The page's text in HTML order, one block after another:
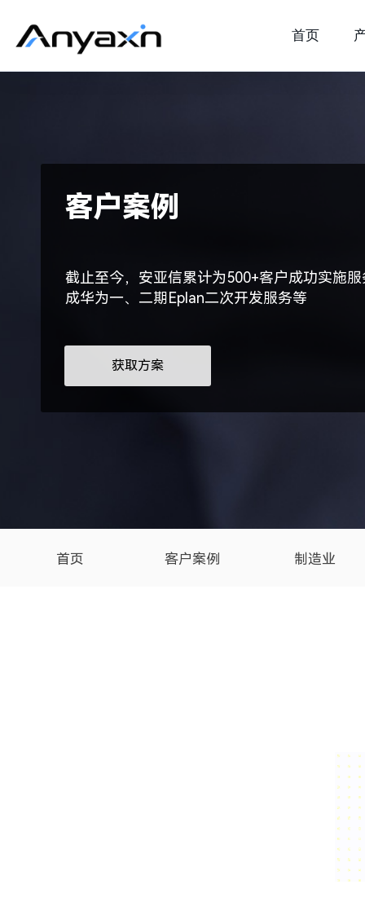
客户案例
截止至今，安亚信累计为500+客户成功实施
成华为一、二期Eplan二次开发服务等
获取方案
首页 客户案例 制造业
首页